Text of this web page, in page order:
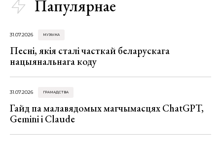
Папулярнае
31.07.2026 МУЗЫКА
Песні, якія сталі часткай беларускага
нацыянальнага коду
31.07.2026 ГРАМАДСТВА
Гайд па малавядомых магчымасцях ChatGPT,
Gemini і Claude